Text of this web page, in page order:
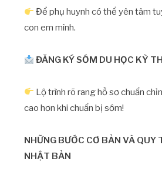
Để phụ huynh có thể yên tâm
con em mình.
ĐĂNG KÝ SỚM DU HỌC KỲ
Lộ trình rõ rang hồ sơ chuẩn
cao hơn khi chuẩn bị sớm!
NHỮNG BƯỚC CƠ BẢN VÀ QUY
NHẬT BẢN